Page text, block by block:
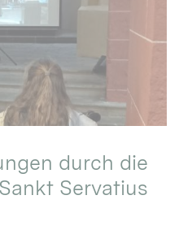
durch die
Servatius